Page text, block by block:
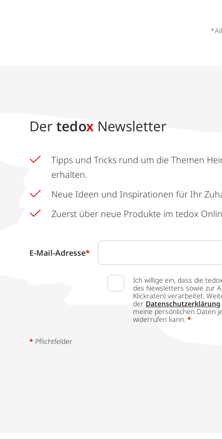
Der tedox Newsletter
Tipps und Tricks rund um die Themen
erhalten.
Neue Ideen und Inspirationen für Ihr
Zuerst über neue Produkte im tedox
E-Mail-Adresse*
Ich willige ein, dass die
des Newsletters sowie zur
Klickraten) verarbeitet.
der Datenschutzerklärung
meine persönlichen Daten
widerrufen kann. *
* Pflichtfelder